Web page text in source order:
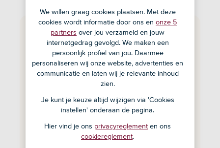
In 2 stappen geregeld
Download de ASN-app
Kies de rekening die bij jou past
Open rekening
Al klant bij ons?Inloggen en rekening
We willen graag cookies plaatsen. Met deze
cookies wordt informatie door ons en onze 5
partners over jou verzameld en jouw
internetgedrag gevolgd. We maken een
persoonlijk profiel van jou. Daarmee
personaliseren wij onze website, advertenties en
communicatie en laten wij je relevante inhoud
zien.
Je kunt je keuze altijd wijzigen via 'Cookies
instellen' onderaan de pagina.
Hier vind je ons privacyreglement en ons
cookiereglement.